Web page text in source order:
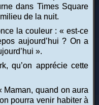
dans Times Square
de la nuit.
la couleur : « est-ce
aujourd’hui ? On a
».
qu’on apprécie cette
Maman, quand on aura
pourra venir habiter à